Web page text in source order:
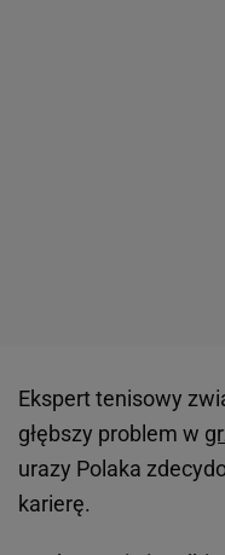
Ekspert tenisowy
głębszy problem w
urazy Polaka
karierę.